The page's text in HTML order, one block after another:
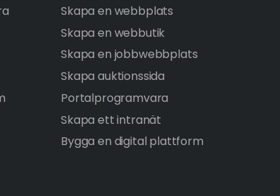
Skapa en webbplats
Skapa en webbutik
Skapa en jobbwebbplats
Skapa auktionssida
Portalprogramvara
Skapa ett intranät
Bygga en digital plattform